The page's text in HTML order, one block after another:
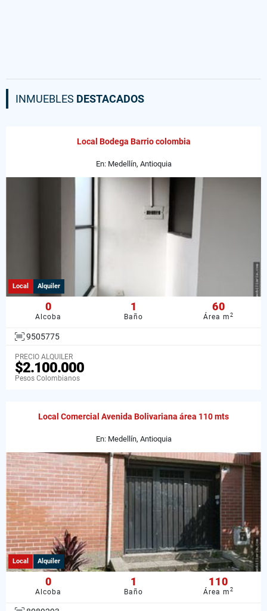
INMUEBLES DESTACADOS
Local Bodega Barrio colombia
En: Medellín, Antioquia
Local Alquiler
0
Alcoba
1
Baño
60
Área m2
9505775
PRECIO ALQUILER
$2.100.000
Pesos Colombianos
Local Comercial Avenida Bolivariana área 110 mts
En: Medellín, Antioquia
Local Alquiler
0
Alcoba
1
Baño
110
Área m2